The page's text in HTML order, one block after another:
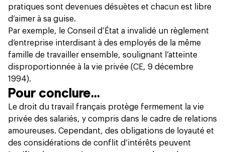
pratiques sont devenues désuètes et chacun est libre
d’aimer à sa guise.
Par exemple, le Conseil d’État a invalidé un règlement
d’entreprise interdisant à des employés de la même
famille de travailler ensemble, soulignant l’atteinte
disproportionnée à la vie privée (CE, 9 décembre
1994).
Pour conclure…
Le droit du travail français protège fermement la vie
privée des salariés, y compris dans le cadre de relations
amoureuses. Cependant, des obligations de loyauté et
des considérations de conflit d’intérêts peuvent